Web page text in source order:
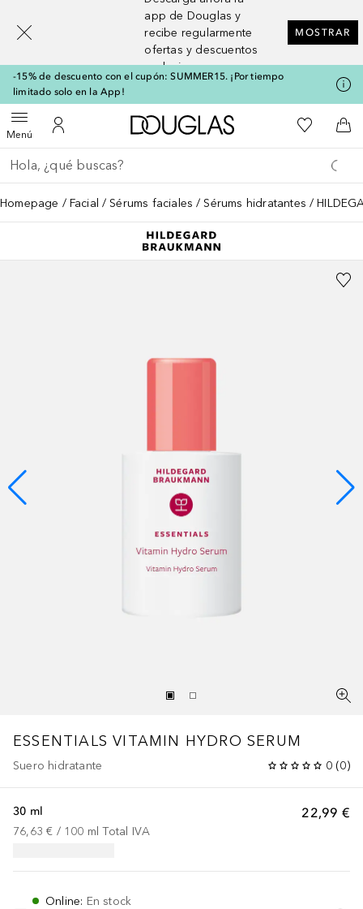
app de Douglas y
recibe regularmente
ofertas y descuentos
exclusivos
MOSTRAR
-15% de descuento con el cupón: SUMMER15. ¡Por tiempo
limitado solo en la App!
MenúAbrir menúMi cuenta
A Douglas HomeMi lista de
A
Regresar
Ejecutar búsqueda
Homepage Facial Sérums faciales Sérums hidratantes
ESSENTIALS VITAMIN HYDRO SERUM
Suero hidratante 0 (0)
22,99 €
30 ml
76,63 € / 100 ml Total IVA
Online: En stock
[navigation.slideout.screenreader]